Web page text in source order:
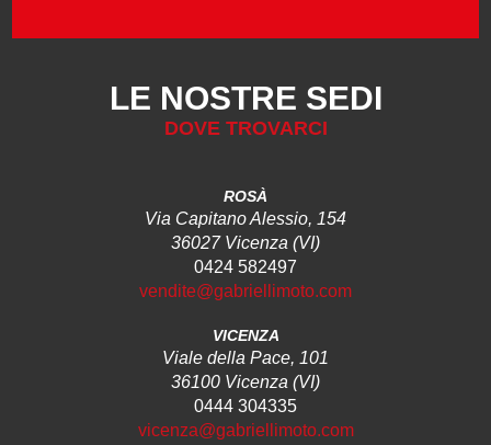
LE NOSTRE SEDI
DOVE TROVARCI
ROSÀ
Via Capitano Alessio, 154
36027 Vicenza (VI)
0424 582497
vendite@gabriellimoto.com
VICENZA
Viale della Pace, 101
36100 Vicenza (VI)
0444 304335
vicenza@gabriellimoto.com